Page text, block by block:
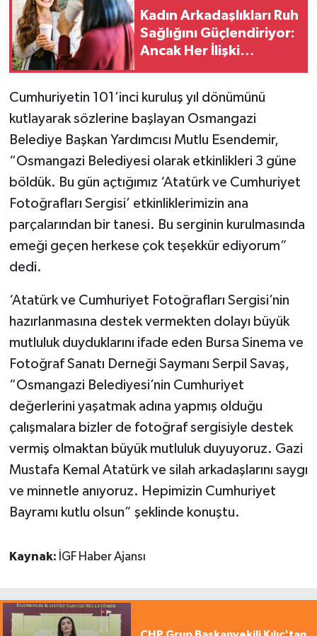
Kadın Arkadaşlıkları Ruh
Sağlığını Güçlendiriyor:
Ancak Her İlişki
Cumhuriyetin 101’inci kuruluş yıl dönümünü
kutlayarak sözlerine başlayan Osmangazi
Belediye Başkan Yardımcısı Mutlu Esendemir,
“Osmangazi Belediyesi olarak etkinlikleri 3 güne
böldük. Bu gün açtığımız ‘Atatürk ve Cumhuriyet
Fotoğrafları Sergisi’ etkinliklerimizin ana
parçalarından bir tanesi. Bu serginin kurulmasında
emeği geçen herkese çok teşekkür ediyorum”
dedi.
‘Atatürk ve Cumhuriyet Fotoğrafları Sergisi’nin
hazırlanmasına destek vermekten dolayı büyük
mutluluk duyduklarını ifade eden Bursa Sinema ve
Fotoğraf Sanatı Derneği Saymanı Serpil Savaş,
“Osmangazi Belediyesi’nin Cumhuriyet
değerlerini yaşatmak adına yapmış olduğu
çalışmalara bizler de fotoğraf sergisiyle destek
vermiş olmaktan büyük mutluluk duyuyoruz. Gazi
Mustafa Kemal Atatürk ve silah arkadaşlarını saygı
ve minnetle anıyoruz. Hepimizin Cumhuriyet
Bayramı kutlu olsun” şeklinde konuştu.
Kaynak: İGF Haber Ajansı